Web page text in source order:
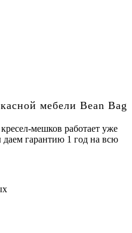
мебели Bean Bag
мешков работает уже
даем гарантию 1 год на всю